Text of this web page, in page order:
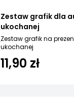
Zestaw grafik dla
ukochanej
Zestaw grafik na
ukochanej
11,90 zł